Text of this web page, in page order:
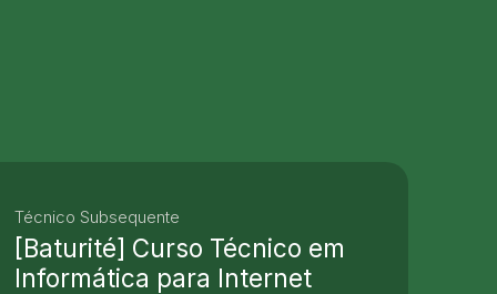
Técnico Subsequente
[Baturité] Curso Técnico em
Informática para Internet